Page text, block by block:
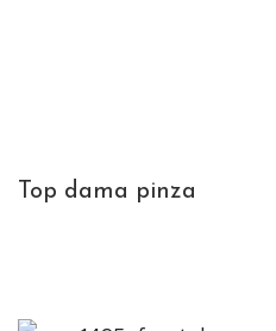
Top dama pinza